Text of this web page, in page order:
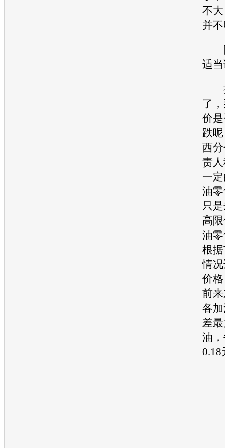
不
并
限
适
批
了
价
跌
西
责
一
油
只
高
油
根
情
价
前
各
差
油
0.18